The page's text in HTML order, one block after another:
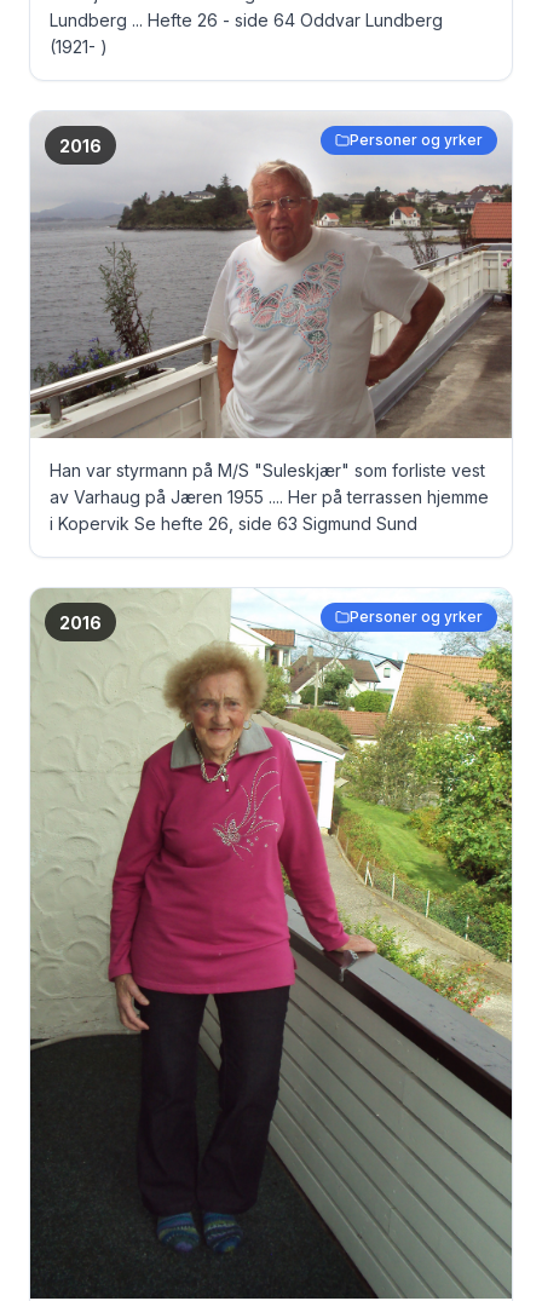
Lundberg ... Hefte 26 - side 64 Oddvar Lundberg
(1921- )
2016 Personer og yrker
Han var styrmann på M/S "Suleskjær" som forliste vest
av Varhaug på Jæren 1955 .... Her på terrassen hjemme
i Kopervik Se hefte 26, side 63 Sigmund Sund
2016 Personer og yrker